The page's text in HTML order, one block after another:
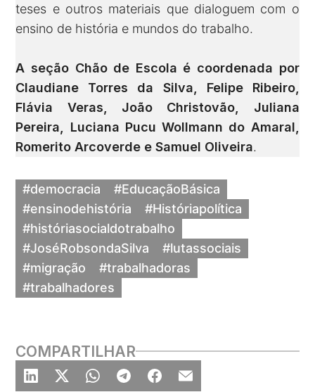
teses e outros materiais que dialoguem com o
ensino de história e mundos do trabalho.
A seção Chão de Escola é coordenada por
Claudiane Torres da Silva, Felipe Ribeiro,
Flávia Veras, João Christovão, Juliana
Pereira, Luciana Pucu Wollmann do Amaral,
Romerito Arcoverde e Samuel Oliveira.
#democracia
#EducaçãoBásica
#ensinodehistória
#Históriapolítica
#históriasocialdotrabalho
#JoséRobsondaSilva
#lutassociais
#migração
#trabalhadoras
#trabalhadores
COMPARTILHAR